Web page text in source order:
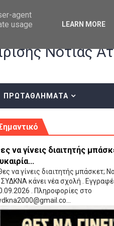
οδηγίες επί του
(VIDEO)
Νότιας
ΠΡΩΤΑΘΛΗΜΑΤΑ
να γίνεις διαιτητής
να γίνεις διαιτητής μπάσκετ;
κάνει νέα σχολή .
. Πληροφορίες στο
agent
usage
LEARN MORE